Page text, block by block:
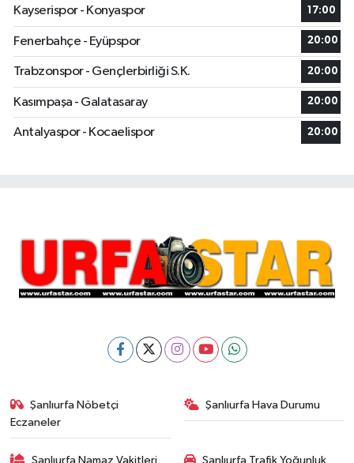
Kayserispor - Konyaspor
17:00
Fenerbahçe - Eyüpspor 20:00
Trabzonspor - Gençlerbirliği S.K. 20:00
Kasımpaşa - Galatasaray 20:00
Antalyaspor - Kocaelispor 20:00
Şanlıurfa Nöbetçi
Eczaneler
Şanlıurfa Hava Durumu
Şanlıurfa Namaz Vakitleri Şanlıurfa Trafik Yoğunluk